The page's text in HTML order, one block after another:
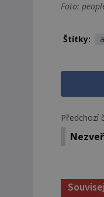
Foto:
Štítky:
Předchozí